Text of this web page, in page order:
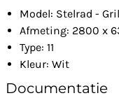
Model: Stelrad -
Afmeting: 2800 x
Type: 11
Kleur: Wit
Documentatie